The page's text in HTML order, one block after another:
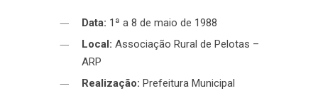
Data: 1ª a 8 de maio de 1988
Local: Associação Rural de Pelotas –
ARP
Realização: Prefeitura Municipal